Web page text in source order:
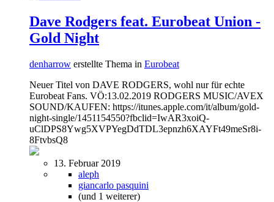
Dave Rodgers feat. Eurobeat Union -
Gold Night
denharrow erstellte Thema in Eurobeat
Neuer Titel von DAVE RODGERS, wohl nur für echte
Eurobeat Fans. VÖ:13.02.2019 RODGERS MUSIC/AVEX
SOUND/KAUFEN: https://itunes.apple.com/it/album/gold-
night-single/1451154550?fbclid=IwAR3xoiQ-
uClDPS8Ywg5XVPYegDdTDL3epnzh6XAYFt49meSr8i-
8FtvbsQ8
13. Februar 2019
aleph
giancarlo pasquini
(und 1 weiterer)